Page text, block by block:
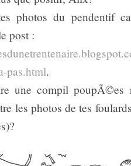
photos du pendentif
post :
pas.html.
une compil poupÃ©es
les photos de tes